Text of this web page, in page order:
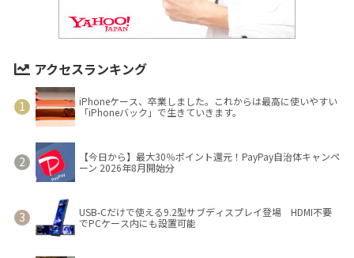
アクセスランキング
iPhoneケース、卒業しました。これからは最高に使いやすい
「iPhoneバック」で生きていきます。
【今日から】最大30％ポイント還元！PayPay自治体キャンペ
ーン 2026年8月開始分
USB-Cだけで使える9.2型サブディスプレイ登場 HDMI不要
でPCケース内にも設置可能